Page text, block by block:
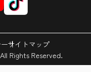
サイトマップ
Rights Reserved.